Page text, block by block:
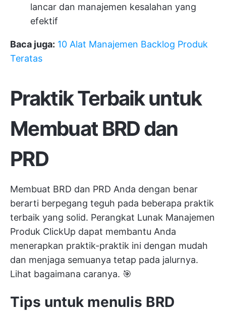
lancar dan manajemen kesalahan yang
efektif
Baca juga: 10 Alat Manajemen Backlog Produk
Teratas
Praktik Terbaik untuk
Membuat BRD dan
PRD
Membuat BRD dan PRD Anda dengan benar
berarti berpegang teguh pada beberapa praktik
terbaik yang solid. Perangkat Lunak Manajemen
Produk ClickUp dapat membantu Anda
menerapkan praktik-praktik ini dengan mudah
dan menjaga semuanya tetap pada jalurnya.
Lihat bagaimana caranya. 🎯
Tips untuk menulis BRD